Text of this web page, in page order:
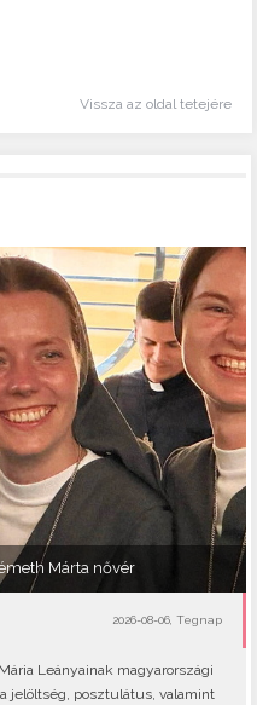
Vissza az oldal tetejére
Márta nővér
2026-08-06, Tegnap
Leányainak magyarországi
jelöltség, posztulátus, valamint